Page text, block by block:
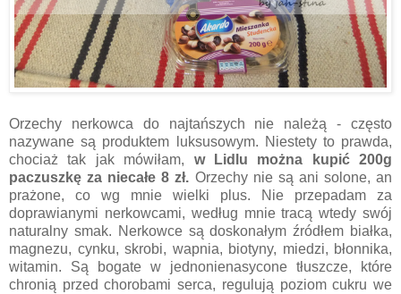
Orzechy nerkowca do najtańszych nie należą - często
nazywane są produktem luksusowym. Niestety to prawda,
chociaż tak jak mówiłam, w Lidlu można kupić 200g
paczuszkę za niecałe 8 zł. Orzechy nie są ani solone, an
prażone, co wg mnie wielki plus. Nie przepadam za
doprawianymi nerkowcami, według mnie tracą wtedy swój
naturalny smak. Nerkowce są doskonałym źródłem białka,
magnezu, cynku, skrobi, wapnia, biotyny, miedzi, błonnika,
witamin. Są bogate w jednonienasycone tłuszcze, które
chronią przed chorobami serca, regulują poziom cukru we